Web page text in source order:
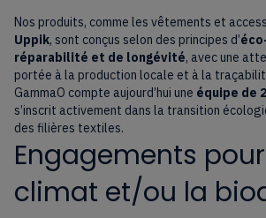
Nos produits, comme les vêtements et
Uppik, sont conçus selon des principes d’
réparabilité et de longévité, avec une
portée à la production locale et à la
GammaO compte aujourd’hui une équipe de
s’inscrit activement dans la transition
des filières textiles.
Engagements
climat et/ou la